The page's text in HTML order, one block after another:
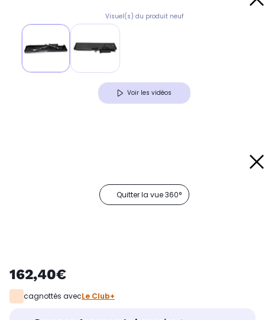
Visuel(s) du produit neuf
Voir les vidéos
Quitter la vue 360°
162,40€
cagnottés avecLe Club+